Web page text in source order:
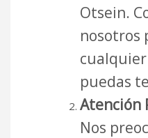
Otsein.
nosotros
puedas
Atención
Nos